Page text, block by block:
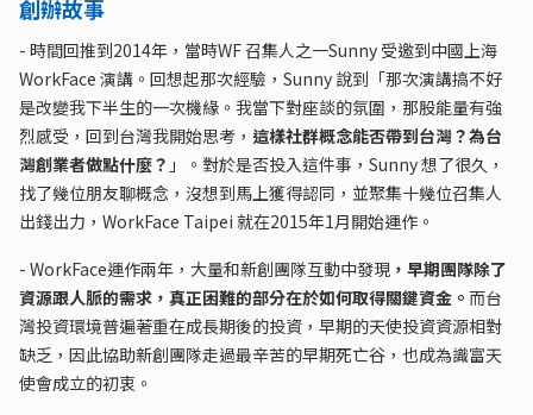
創辦故事
- 時間回推到2014年，當時WF 召集人之一Sunny 受邀到中國上海
WorkFace 演講。回想起那次經驗，Sunny 說到「那次演講搞不好
是改變我下半生的一次機緣。我當下對座談的氛圍，那股能量有強
烈感受，回到台灣我開始思考， 這樣社群概念能否帶到台灣？為台
灣創業者做點什麼？ 」。 對於是否投入這件事，Sunny 想了很久，
找了幾位朋友聊概念，沒想到馬上獲得認同，並聚集十幾位召集人
出錢出力，WorkFace Taipei 就在2015年1月開始運作。
- WorkFace運作兩年，大量和新創團隊互動中發現 ，早期團隊除了
資源跟人脈的需求，真正困難的部分在於如何取得關鍵資金。 而台
灣投資環境普遍著重在成長期後的投資，早期的天使投資資源相對
缺乏，因此協助新創團隊走過最辛苦的早期死亡谷，也成為識富天
使會成立的初衷。